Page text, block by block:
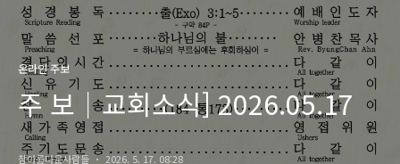
온라인 주보
주 보｜교회소식] 2026.05.17
참아름다운사람들 2026. 5. 17. 08:28